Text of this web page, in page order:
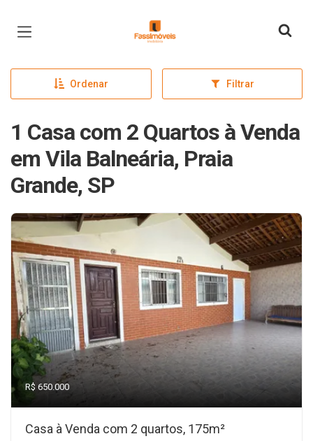
Página inicial
Ordenar Filtrar
1 Casa com 2 Quartos à Venda
em Vila Balneária, Praia
Grande, SP
R$ 650.000
Casa à Venda com 2 quartos, 175m²